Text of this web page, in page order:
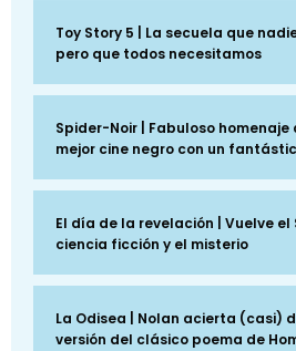
Toy Story 5 | La secuela que
pero que todos necesitamos
Spider-Noir | Fabuloso
mejor cine negro con un
El día de la revelación | Vuelve
ciencia ficción y el misterio
La Odisea | Nolan acierta (casi)
versión del clásico poema de